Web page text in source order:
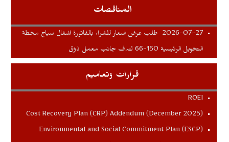
المناقصات
2026-07-27 طلب عرض اسعار للشراء بالفاتورة اشغال سياج محطة
التحويل الرئيسية 150-66 ك.ف جانب معمل ذوق
قرارات وتعاميم
ROEI
Cost Recovery Plan (CRP) Addendum (December 2025)
Environmental and Social Commitment Plan (ESCP)